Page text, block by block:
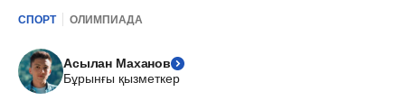
СПОРТ ОЛИМПИАДА
Асылан Маханов
Бұрынғы қызметкер